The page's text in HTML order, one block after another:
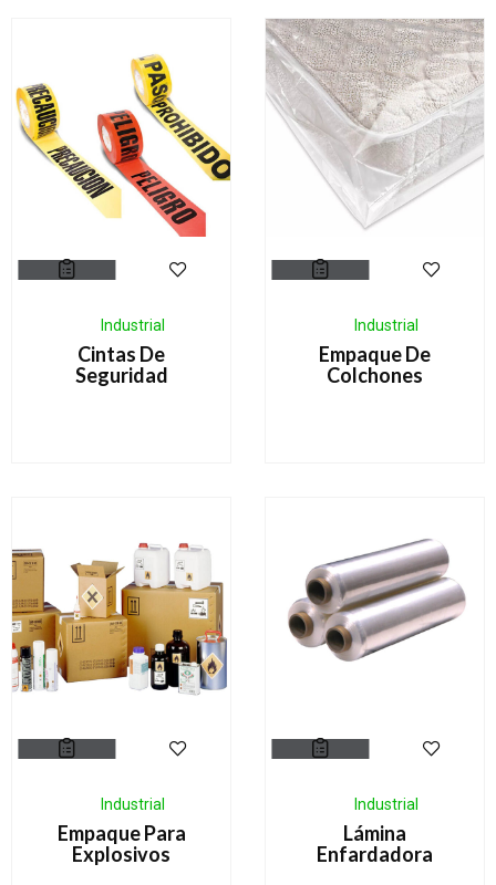
Industrial
Cintas De
Seguridad
Industrial
Empaque De
Colchones
Industrial
Empaque Para
Explosivos
Industrial
Lámina
Enfardadora